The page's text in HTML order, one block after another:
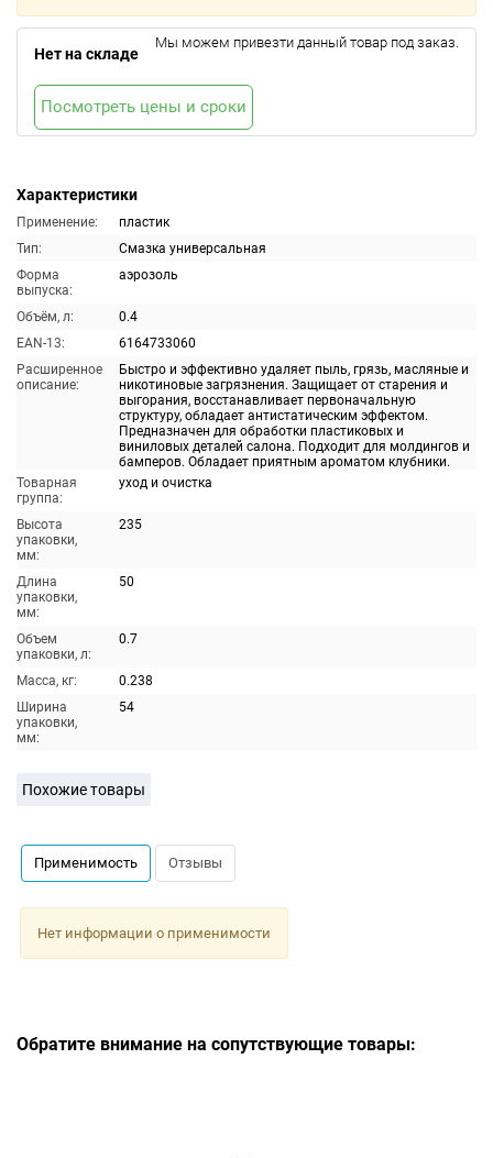
Характеристики
Применение:
пластик
Тип:
Смазка универсальная
Форма
выпуска:
аэрозоль
Объём, л:
0.4
EAN-13:
6164733060
Расширенное
описание:
Быстро и эффективно удаляет пыль, грязь, масляные и
никотиновые загрязнения. Защищает от старения и
выгорания, восстанавливает первоначальную
структуру, обладает антистатическим эффектом.
Предназначен для обработки пластиковых и
виниловых деталей салона. Подходит для молдингов и
бамперов. Обладает приятным ароматом клубники.
Товарная
группа:
уход и очистка
Высота
упаковки,
мм:
235
Длина
упаковки,
мм:
50
Объем
упаковки, л:
0.7
Масса, кг:
0.238
Ширина
упаковки,
мм:
54
Нет на складе
Мы можем привезти данный товар под заказ.
Посмотреть цены и сроки
Похожие товары
Применимость Отзывы
Нет информации о применимости
Обратите внимание на сопутствующие товары: